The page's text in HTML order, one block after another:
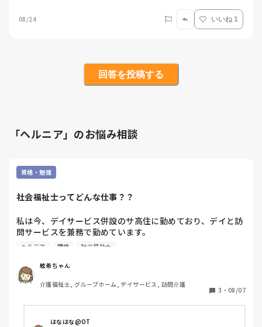
08/24 いいね 1
回答を投稿する
「ヘルニア」のお悩み相談
資格・勉強
社会福祉士ってどんな仕事？？
私は今、デイサービス併設のサ高住に勤めており、デイと訪
問サービスを兼務で勤めています。
昔から腰痛で悩まされており、ついにヘルニアになりまし
今後もできれば介護の仕事ができたらいいなと思っておりま
すが、ケアマネや社会福祉士などの資格を取り、体に負担の
ない仕事を選んで行こうかと考えております。
士はどのようなお仕事をされているのか、教えて頂きたいで
ヘルニア 腰痛 社会福祉士
絃希ちゃん
介護福祉士, グループホーム, デイサービス, 訪問介護
3 ・ 08/07
はなはな@OT